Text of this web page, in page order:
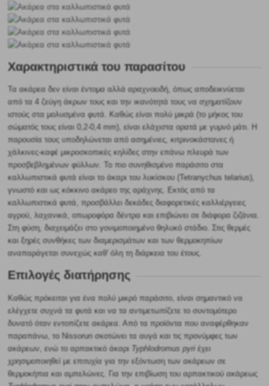
Χαρακτηριστικά του παρασίτου
Τα ακάρεα δεν είναι έντομα αλλά αραχνοειδή, όπως αποδεικνύεται
από τα 4 ζεύγη άκρων τους και την ικανότητά τους να σχηματίζουν
ιστούς στα μολυσμένα φυτά. Καθώς είναι πολύ μικρά (το μήκος του
σώματός τους είναι 0,2-0,4 mm), είναι ελάχιστα ορατά με γυμνό μάτι. Η
παρουσία τους υποδηλώνεται από ασημένιες, κιτρινοκάστανες ή
χάλκινες-καφέ μικροσκοπικές κηλίδες στην επάνω πλευρά των
προσβεβλημένων φύλλων. Το πιο συνηθισμένο παράσιτο στα
καλλωπιστικά φυτά είναι το άκαρι του λυκίσκου (Tetranychus telarius),
γνωστό και ως κόκκινο ακάρεο της αράχνης. Εκτός από τα
καλλωπιστικά φυτά, προσβάλλει δεκάδες διαφορετικές καλλιέργειες
αγρού, λαχανικά, οπωροφόρα δέντρα και επιβιώνει σε διάφορα ζιζάνια.
Στη φύση, διαχειμάζει στο γονιμοποιημένο θηλυκό στάδιο. Στις θερμές
και ξηρές συνθήκες των διαμερισμάτων και των θερμοκηπίων
αναπαράγεται συνεχώς καθ' όλη τη διάρκεια του έτους.
Επιλογές διατήρησης
Καθώς πρόκειται για ένα πολύ μικρό παράσιτο, είναι σημαντικό να
ελέγχετε συχνά τα φυτά και να τα αντιμετωπίζετε το συντομότερο
δυνατό όταν εντοπίζετε ακάρεα. Από τα προϊόντα που αναφέρθηκαν
παραπάνω, το Nissorun σκοτώνει τα αυγά και τις προνύμφες των
ακάρεων, ενώ το αρπακτικό άκαρι Typhlodromus pyri έχει
χρησιμοποιηθεί με επιτυχία για την εξόντωση των ακάρεων σε
θερμοκήπια και αμπελώνες. Για την επιβίωση του αρπακτικού ακάρεως